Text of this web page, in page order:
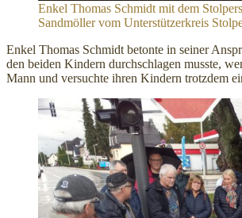
Enkel Thomas Schmidt mit dem
Sandmöller vom Unterstützerkreis
Enkel Thomas Schmidt betonte in seiner
den beiden Kindern durchschlagen musste,
Mann und versuchte ihren Kindern trotzdem